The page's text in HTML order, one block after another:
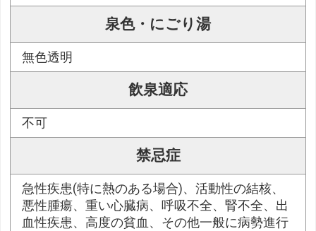
泉色・にごり湯
無色透明
飲泉適応
不可
禁忌症
急性疾患(特に熱のある場合)、活動性の結核、
悪性腫瘍、重い心臓病、呼吸不全、腎不全、出
血性疾患、高度の貧血、その他一般に病勢進行